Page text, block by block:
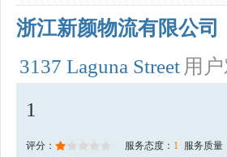
浙江新颜物流有限公司
3137 Laguna Street 用
1
评分： 服务态度： 1 服务质量